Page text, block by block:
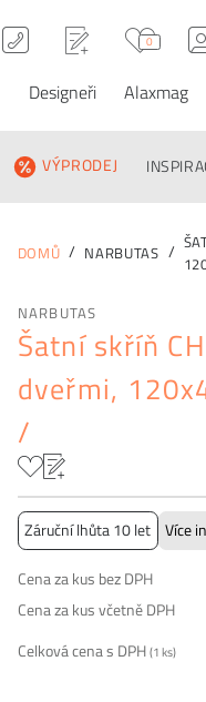
0
Designeři Alaxmag
VÝPRODEJ
DOMŮ NARBUTAS
NARBUTAS
Šatní skříň
dveřmi,
/
Záruční lhůta 10 let Více
Cena za kus bez DPH
Cena za kus včetně DPH
Celková cena s DPH(1ks)